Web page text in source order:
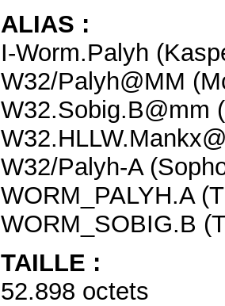
ALIAS :
I-Worm.Palyh
W32/Palyh@MM
W32.Sobig.B@mm
W32/Palyh-A
WORM_PALYH.A
WORM_SOBIG.B
TAILLE :
52.898 octets